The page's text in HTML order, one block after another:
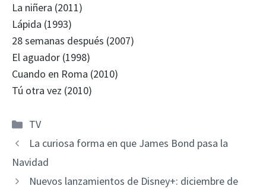
La niñera (2011)
Lápida (1993)
28 semanas después (2007)
El aguador (1998)
Cuando en Roma (2010)
Tú otra vez (2010)
Categorías
TV
La curiosa forma en que James Bond pasa la
Navidad
Nuevos lanzamientos de Disney+: diciembre de